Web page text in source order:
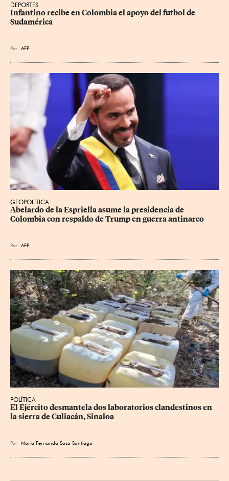
DEPORTES
Infantino recibe en Colombia el apoyo del futbol de
Sudamérica
Por AFP
GEOPOLÍTICA
Abelardo de la Espriella asume la presidencia de
Colombia con respaldo de Trump en guerra antinarco
Por AFP
POLÍTICA
El Ejército desmantela dos laboratorios clandestinos en
la sierra de Culiacán, Sinaloa
Por María Fernanda Sosa Santiago